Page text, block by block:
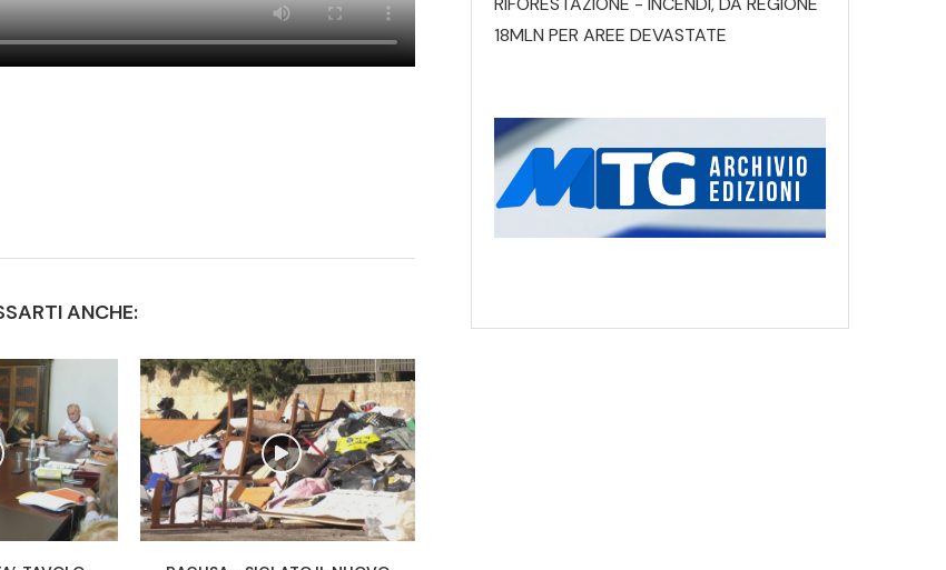
ANCHE:
18MLN PER AREE DEVASTATE